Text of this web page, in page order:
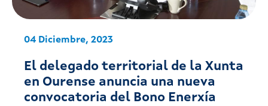
04 Diciembre, 2023
El delegado territorial de la Xunta
en Ourense anuncia una nueva
convocatoria del Bono Enerxía